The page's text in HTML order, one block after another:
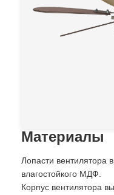
Материалы
Лопасти вентилятора
влагостойкого МДФ.
Корпус вентилятора